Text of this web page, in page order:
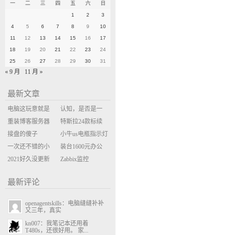
一 二 三 四 五 六 日
1 2 3
4 5 6 7 8 9 10
11 12 13 14 15 16 17
18 19 20 21 22 23 24
25 26 27 28 29 30 31
« 9 月 11 月 »
最新文章
电脑这玩意就是
缝缝补补的事
认知，是否是一
座大山？当架构
决策变成配置清
单比价
重装博客服务器
环境
特斯拉24款标续
Model Y 2万公里
使用体验
接盘的傻子
小牛us电瓶指示灯
闪三次不上电
一次还不错的小
米售后体验
装台1600元办公
主机
2021好久没更新
Zabbix监控
最新评论
openagentskills：电脑缝缝补补
又三年，真实
kn007：我笔记本还用着
T480s，还很好用。 家...